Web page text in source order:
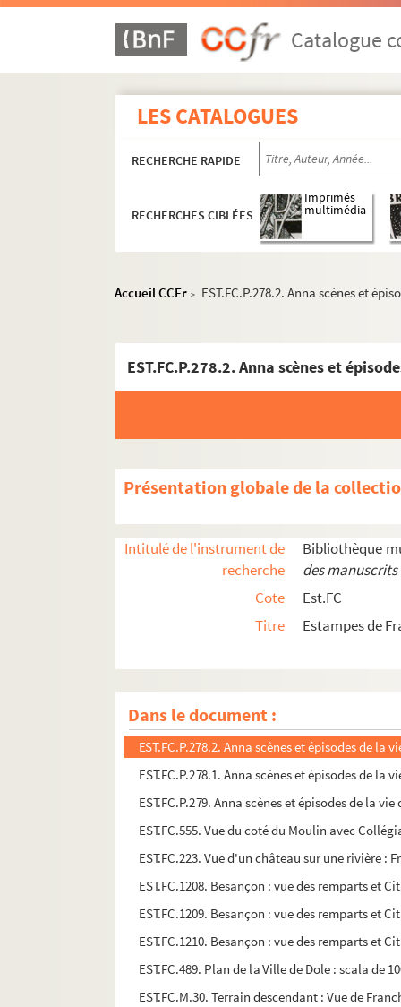
Catalogue
LES CATALOGUES
RECHERCHE RAPIDE
RECHERCHES CIBLÉES
Imprimés
multimédia
Accueil CCFr > EST.FC.P.278.2. Anna scènes et
Présentation globale de la
Intitulé de l'instrument de
recherche
Bibliothèque
des
Cote
Est.FC
Titre
Estampes de
Dans le document :
EST.FC.P.278.2. Anna scènes et épisodes de
EST.FC.P.278.1. Anna scènes et épisodes de
EST.FC.P.279. Anna scènes et épisodes de la
EST.FC.555. Vue du coté du Moulin avec
EST.FC.223. Vue d'un château sur une rivière :
EST.FC.1208. Besançon : vue des remparts et
EST.FC.1209. Besançon : vue des remparts et
EST.FC.1210. Besançon : vue des remparts et
EST.FC.489. Plan de la Ville de Dole : scala de
EST.FC.M.30. Terrain descendant : Vue de